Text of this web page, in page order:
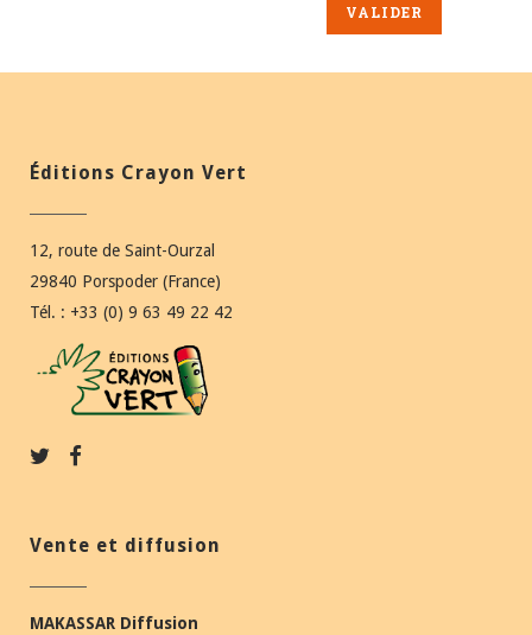
Éditions Crayon Vert
12, route de Saint-Ourzal
29840 Porspoder (France)
Tél. : +33 (0) 9 63 49 22 42
Vente et diffusion
MAKASSAR Diffusion